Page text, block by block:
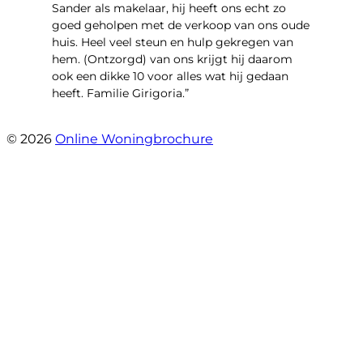
Sander als makelaar, hij heeft ons echt zo
goed geholpen met de verkoop van ons oude
huis. Heel veel steun en hulp gekregen van
hem. (Ontzorgd) van ons krijgt hij daarom
ook een dikke 10 voor alles wat hij gedaan
heeft. Familie Girigoria.”
© 2026 Online Woningbrochure